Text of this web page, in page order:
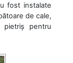
fost instalate
de cale,
pentru